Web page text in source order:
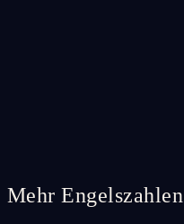
Mehr Engelszahlen